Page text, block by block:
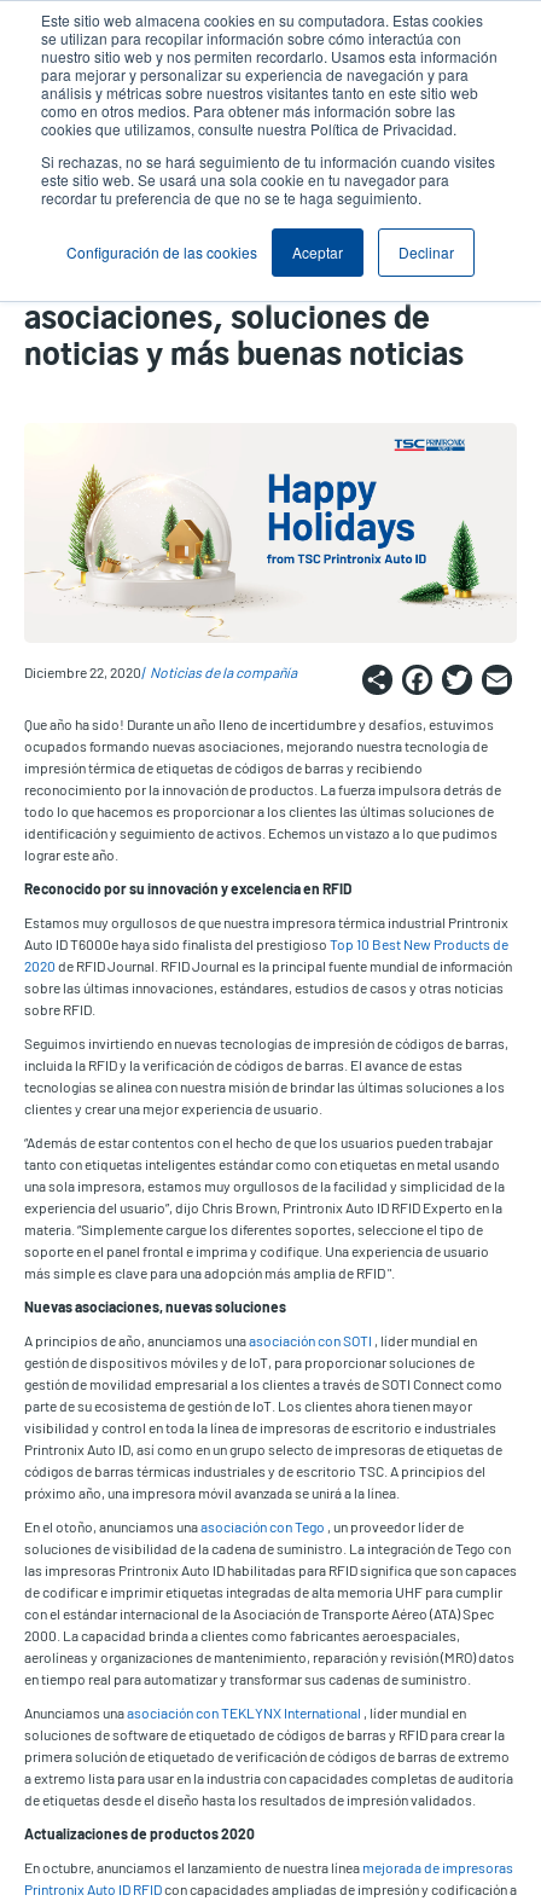
Este sitio web almacena cookies en su computadora. Estas cookies
se utilizan para recopilar información sobre cómo interactúa con
nuestro sitio web y nos permiten recordarlo. Usamos esta información
para mejorar y personalizar su experiencia de navegación y para
análisis y métricas sobre nuestros visitantes tanto en este sitio web
como en otros medios. Para obtener más información sobre las
cookies que utilizamos, consulte nuestra Política de Privacidad.
Si rechazas, no se hará seguimiento de tu información cuando visites
este sitio web. Se usará una sola cookie en tu navegador para
recordar tu preferencia de que no se te haga seguimiento.
Configuración de las cookies Aceptar Declinar
contenido
principal
User
account
menu
User
Header
Selector de productos
Resumen del año 2020: juntos
más fuertes, nuevas
asociaciones, soluciones de
noticias y más buenas noticias
Diciembre 22, 2020 Noticias de la compañía Share
Que año ha sido! Durante un año lleno de incertidumbre y desafíos, estuvimos
ocupados formando nuevas asociaciones, mejorando nuestra tecnología de
impresión térmica de etiquetas de códigos de barras y recibiendo
reconocimiento por la innovación de productos. La fuerza impulsora detrás de
todo lo que hacemos es proporcionar a los clientes las últimas soluciones de
identificación y seguimiento de activos. Echemos un vistazo a lo que pudimos
lograr este año.
Reconocido por su innovación y excelencia en RFID
Estamos muy orgullosos de que nuestra impresora térmica industrial Printronix
Auto ID T6000e haya sido finalista del prestigioso Top 10 Best New Products de
2020 de RFID Journal. RFID Journal es la principal fuente mundial de información
sobre las últimas innovaciones, estándares, estudios de casos y otras noticias
sobre RFID.
Seguimos invirtiendo en nuevas tecnologías de impresión de códigos de barras,
incluida la RFID y la verificación de códigos de barras. El avance de estas
tecnologías se alinea con nuestra misión de brindar las últimas soluciones a los
clientes y crear una mejor experiencia de usuario.
“Además de estar contentos con el hecho de que los usuarios pueden trabajar
tanto con etiquetas inteligentes estándar como con etiquetas en metal usando
una sola impresora, estamos muy orgullosos de la facilidad y simplicidad de la
experiencia del usuario”, dijo Chris Brown, Printronix Auto ID RFID Experto en la
materia. “Simplemente cargue los diferentes soportes, seleccione el tipo de
soporte en el panel frontal e imprima y codifique. Una experiencia de usuario
más simple es clave para una adopción más amplia de RFID ".
Nuevas asociaciones, nuevas soluciones
A principios de año, anunciamos unaasociación con SOTI , líder mundial en
gestión de dispositivos móviles y de IoT, para proporcionar soluciones de
gestión de movilidad empresarial a los clientes a través de SOTI Connect como
parte de su ecosistema de gestión de IoT. Los clientes ahora tienen mayor
visibilidad y control en toda la línea de impresoras de escritorio e industriales
Printronix Auto ID, así como en un grupo selecto de impresoras de etiquetas de
códigos de barras térmicas industriales y de escritorio TSC. A principios del
próximo año, una impresora móvil avanzada se unirá a la línea.
En el otoño, anunciamos unaasociación con Tego , un proveedor líder de
soluciones de visibilidad de la cadena de suministro. La integración de Tego con
las impresoras Printronix Auto ID habilitadas para RFID significa que son capaces
de codificar e imprimir etiquetas integradas de alta memoria UHF para cumplir
con el estándar internacional de la Asociación de Transporte Aéreo (ATA) Spec
2000. La capacidad brinda a clientes como fabricantes aeroespaciales,
aerolíneas y organizaciones de mantenimiento, reparación y revisión (MRO) datos
en tiempo real para automatizar y transformar sus cadenas de suministro.
Anunciamos unaasociación con TEKLYNX International , líder mundial en
soluciones de software de etiquetado de códigos de barras y RFID para crear la
primera solución de etiquetado de verificación de códigos de barras de extremo
a extremo lista para usar en la industria con capacidades completas de auditoría
de etiquetas desde el diseño hasta los resultados de impresión validados.
Actualizaciones de productos 2020
En octubre, anunciamos el lanzamiento de nuestra línea mejorada de impresoras
Printronix Auto ID RFIDcon capacidades ampliadas de impresión y codificación a